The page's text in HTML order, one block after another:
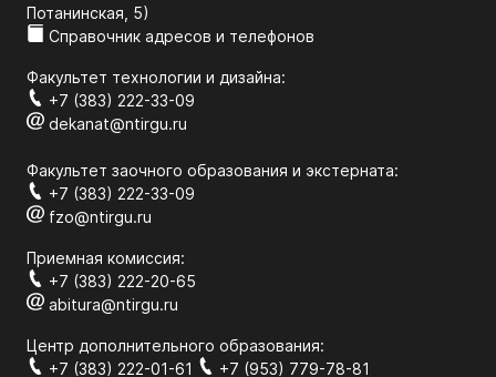
Потанинская, 5)
Справочник адресов и телефонов
Факультет технологии и дизайна:
+7 (383) 222-33-09
dekanat@ntirgu.ru
Факультет заочного образования и экстерната:
+7 (383) 222-33-09
fzo@ntirgu.ru
Приемная комиссия:
+7 (383) 222-20-65
abitura@ntirgu.ru
Центр дополнительного образования:
+7 (383) 222-01-61
+7 (953) 779-78-81